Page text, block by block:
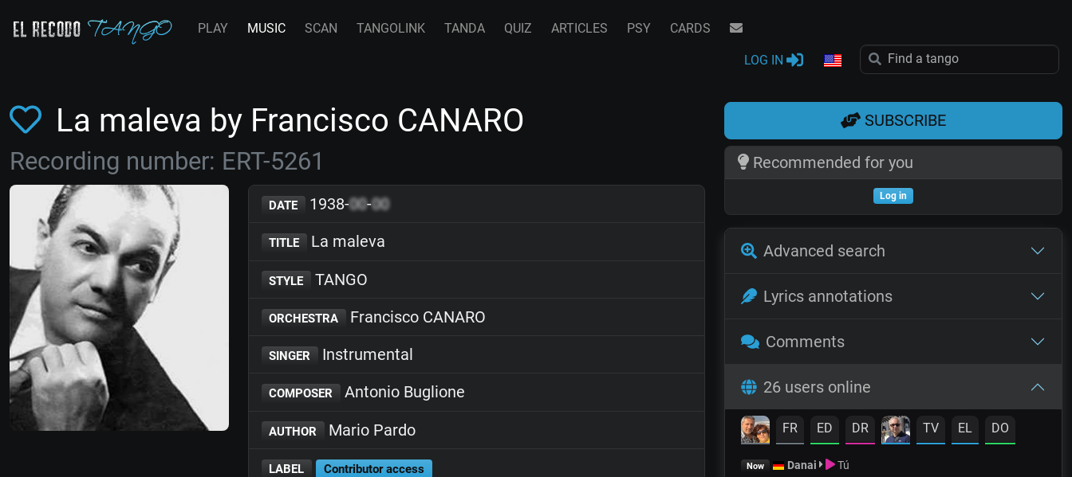
PLAY MUSIC SCAN TANGOLINK TANDA QUIZ ARTICLES PSY CARDS
LOG IN
La maleva by Francisco CANARO
Recording number: ERT-5261
DATE 1938-00-00
TITLE La maleva
STYLE TANGO
ORCHESTRA Francisco CANARO
SINGER Instrumental
COMPOSER Antonio Buglione
AUTHOR Mario Pardo
LABEL Contributor access
SUBSCRIBE
Recommended for you
Log in
Advanced search
Lyrics annotations
Comments
26 users online
FR ED DR TV EL DO
Now Danai Tú